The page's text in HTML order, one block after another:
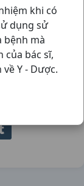
khi có
dụng sử
bệnh mà
bác sĩ,
Y - Dược.
Nội Tiết,